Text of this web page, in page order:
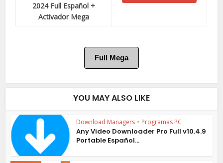
2024 Full Español +
Activador Mega
Full Mega
YOU MAY ALSO LIKE
Download Managers • Programas PC
Any Video Downloader Pro Full v10.4.9
Portable Español...